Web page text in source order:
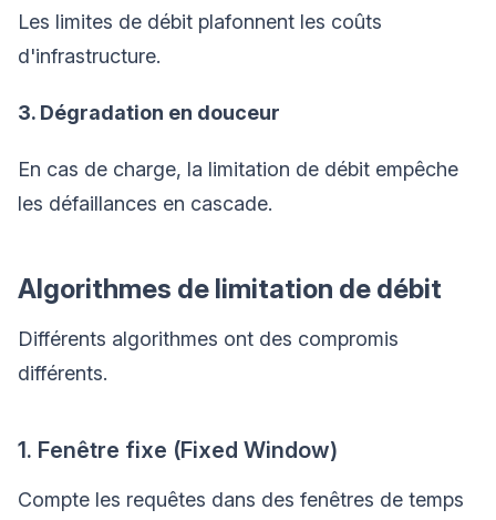
Les limites de débit plafonnent les coûts
d'infrastructure.
3. Dégradation en douceur
En cas de charge, la limitation de débit empêche
les défaillances en cascade.
Algorithmes de limitation de débit
Différents algorithmes ont des compromis
différents.
1. Fenêtre fixe (Fixed Window)
Compte les requêtes dans des fenêtres de temps